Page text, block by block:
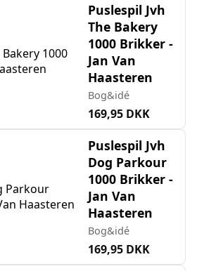
Puslespil Jvh
The Bakery
1000 Brikker -
Jan Van
Haasteren
Bog&idé
169,95 DKK
Puslespil Jvh
Dog Parkour
1000 Brikker -
Jan Van
Haasteren
Bog&idé
169,95 DKK